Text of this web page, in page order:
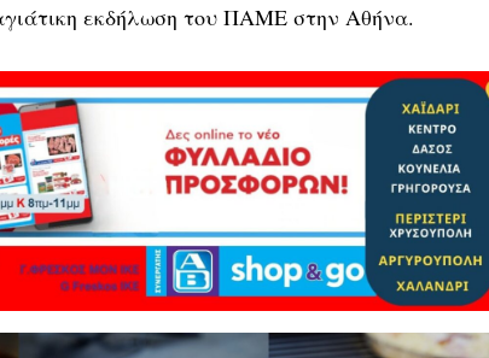
εκδήλωση του ΠΑΜΕ στην Αθήνα.